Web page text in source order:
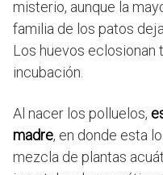
misterio, aunque la
familia de los patos
Los huevos eclosionan
incubación.
Al nacer los polluelos,
madre, en donde esta
mezcla de plantas